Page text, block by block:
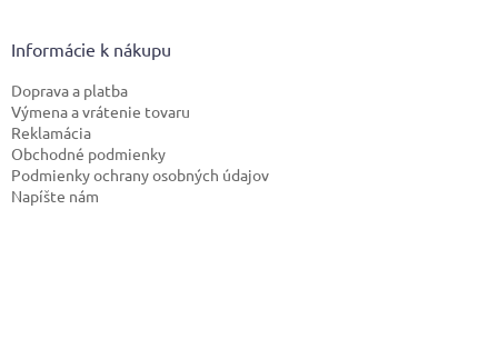
Informácie k nákupu
Doprava a platba
Výmena a vrátenie tovaru
Reklamácia
Obchodné podmienky
Podmienky ochrany osobných údajov
Napíšte nám